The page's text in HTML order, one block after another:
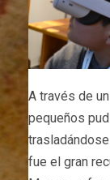
A través de
pequeños
fue el gran